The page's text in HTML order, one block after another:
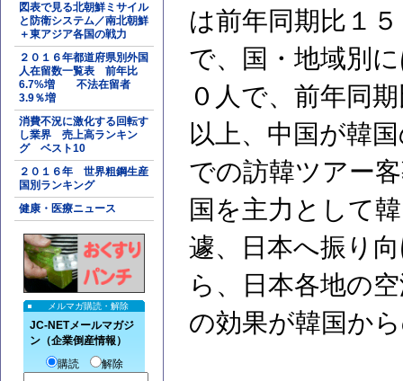
図表で見る北朝鮮ミサイル
と防衛システム／南北朝鮮
＋東アジア各国の戦力
２０１６年都道府県別外国
人在留数一覧表 前年比
6.7%増 不法在留者
3.9％増
消費不況に激化する回転す
し業界 売上高ランキン
グ ベスト10
２０１６年 世界粗鋼生産
国別ランキング
健康・医療ニュース
メルマガ購読・解除
JC-NETメールマガジ
ン（企業倒産情報）
購読
解除
は前年同期比１
で、国・地域別
０人で、前年同
以上、中国が韓
での訪韓ツアー
国を主力として
遽、日本へ振り
ら、日本各地の
の効果が韓国か